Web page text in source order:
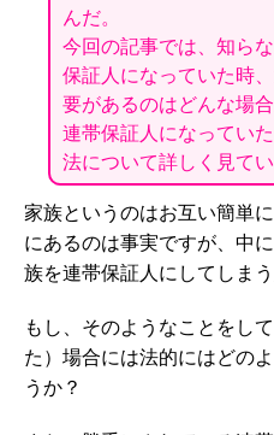
んだ。
今回の記事では、知ら
保証人になっていた時
要があるのはどんな場
連帯保証人になってい
法について詳しく見てい
家族というのはお互い簡単
にあるのは事実ですが、中
族を連帯保証人にしてしまう
もし、そのようなことをし
た）場合には法的にはどの
うか？